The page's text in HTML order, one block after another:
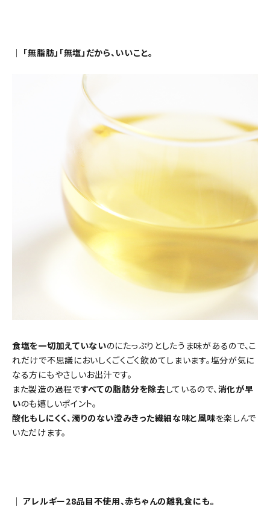
｜ 「無脂肪」「無塩」だから、いいこと。
食塩を一切加えていないのにたっぷりとしたうま味があるので、こ
れだけで不思議においしくごくごく飲めてしまいます。塩分が気に
なる方にもやさしいお出汁です。
また製造の過程ですべての脂肪分を除去しているので、 消化が早
いのも嬉しいポイント。
酸化もしにくく、濁りのない澄みきった繊細な味と風味を楽しんで
いただけます。
｜ アレルギー28品目不使用、赤ちゃんの離乳食にも。